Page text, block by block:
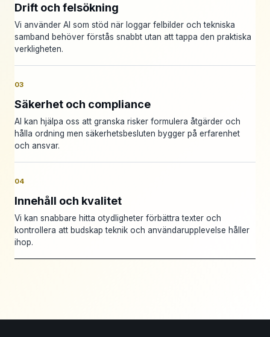
Drift och felsökning
Vi använder AI som stöd när loggar felbilder och tekniska
samband behöver förstås snabbt utan att tappa den praktiska
verkligheten.
03
Säkerhet och compliance
AI kan hjälpa oss att granska risker formulera åtgärder och
hålla ordning men säkerhetsbesluten bygger på erfarenhet
och ansvar.
04
Innehåll och kvalitet
Vi kan snabbare hitta otydligheter förbättra texter och
kontrollera att budskap teknik och användarupplevelse håller
ihop.